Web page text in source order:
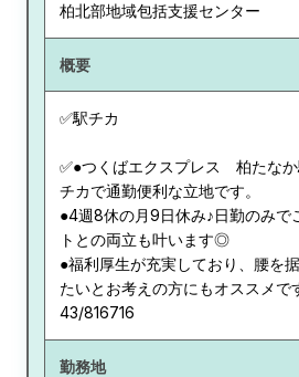
柏北部地域包括支援センター
概要
✅駅チカ
✅●つくばエクスプレス 柏たな
チカで通勤便利な立地です。
●4週8休の月9日休み♪日勤のみで
トとの両立も叶います◎
●福利厚生が充実しており、腰を
たいとお考えの方にもオススメで
43/816716
勤務地